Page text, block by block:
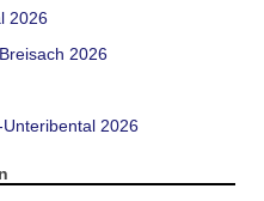
2026
2026
2026